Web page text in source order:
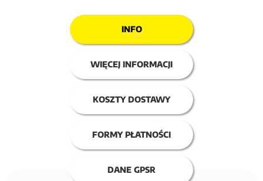
INFO
WIĘCEJ INFORMACJI
KOSZTY DOSTAWY
FORMY PŁATNOŚCI
DANE GPSR